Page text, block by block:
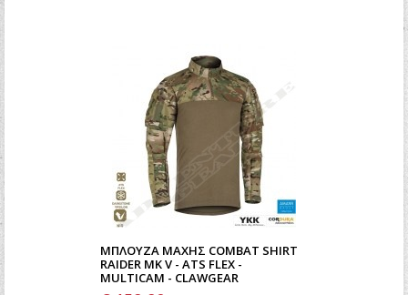
ΜΠΛΟΎΖΑ ΜΆΧΗΣ COMBAT SHIRT
RAIDER MK V - ATS FLEX -
MULTICAM - CLAWGEAR